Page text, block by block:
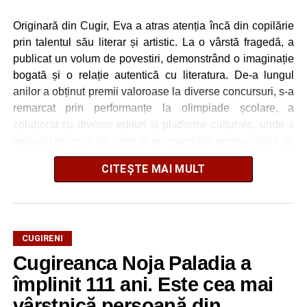
Originară din Cugir, Eva a atras atenția încă din copilărie
prin talentul său literar și artistic. La o vârstă fragedă, a
publicat un volum de povestiri, demonstrând o imaginație
bogată și o relație autentică cu literatura. De-a lungul
anilor a obținut premii valoroase la diverse concursuri, s-a
remarcat prin performanțe la olimpiade școlare, a
colaborat cu diverse edituri și platforme culturale, unde a
toate vârstele. Pe lângă rezultatele sale academice și
implicarea în activități extracurriculare, Eva Anastasia
pentru artă, în special pentru pictură, pe care o consideră
Pe măsură ce a crescut, interesul său s-a orientat tot mai
mult spre reflecție și idei profunde. Astfel și-a propus să
trăiască visul american și, cu multă ambiție și
determinare, a reușit să obțină o bursă în cadrul
CITEȘTE MAI MULT
CUGIRENI
Cugireanca Noja Paladia a
împlinit 111 ani. Este cea mai